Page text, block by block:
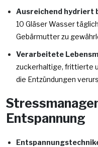
Ausreichend hydriert
10 Gläser Wasser
Gebärmutter zu
Verarbeitete
zuckerhaltige, frittierte
die Entzündungen
Entspannung